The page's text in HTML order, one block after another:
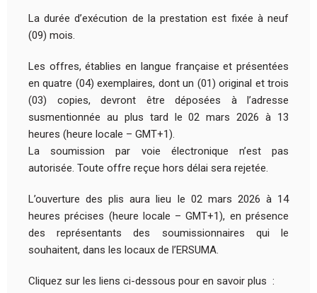
La durée d’exécution de la prestation est fixée à neuf
(09) mois.
Les offres, établies en langue française et présentées
en quatre (04) exemplaires, dont un (01) original et trois
(03) copies, devront être déposées à l’adresse
susmentionnée au plus tard le 02 mars 2026 à 13
heures (heure locale – GMT+1).
La soumission par voie électronique n’est pas
autorisée. Toute offre reçue hors délai sera rejetée.
L’ouverture des plis aura lieu le 02 mars 2026 à 14
heures précises (heure locale – GMT+1), en présence
des représentants des soumissionnaires qui le
souhaitent, dans les locaux de l’ERSUMA.
Cliquez sur les liens ci-dessous pour en savoir plus :